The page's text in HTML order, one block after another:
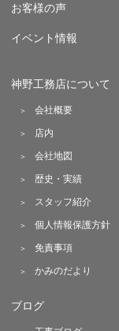
お客様の声
イベント情報
神野工務店について
会社概要
店内
会社地図
歴史・実績
スタッフ紹介
個人情報保護方針
免責事項
かみのだより
ブログ